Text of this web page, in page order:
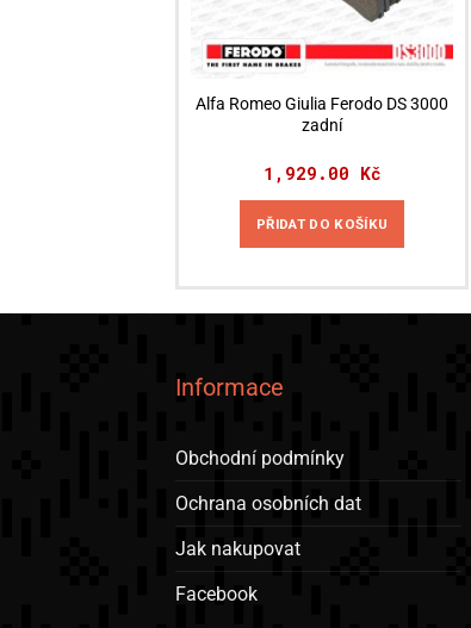
Alfa Romeo Giulia Ferodo DS 3000
zadní
1,929.00 Kč
PŘIDAT DO KOŠÍKU
Informace
Obchodní podmínky
Ochrana osobních dat
Jak nakupovat
Facebook